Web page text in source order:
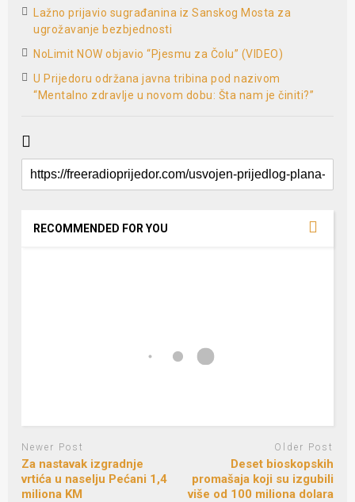
Lažno prijavio sugrađanina iz Sanskog Mosta za
ugrožavanje bezbjednosti
NoLimit NOW objavio “Pjesmu za Čolu” (VIDEO)
U Prijedoru održana javna tribina pod nazivom
“Mentalno zdravlje u novom dobu: Šta nam je činiti?”
RECOMMENDED FOR YOU
Newer Post
Za nastavak izgradnje
vrtića u naselju Pećani 1,4
miliona KM
Older Post
Deset bioskopskih
promašaja koji su izgubili
više od 100 miliona dolara